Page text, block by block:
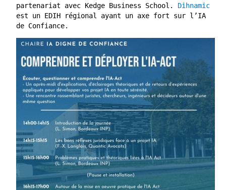
partenariat avec Kedge Business School. Dihnamic
est un EDIH régional ayant un axe fort sur l’IA
de Confiance.